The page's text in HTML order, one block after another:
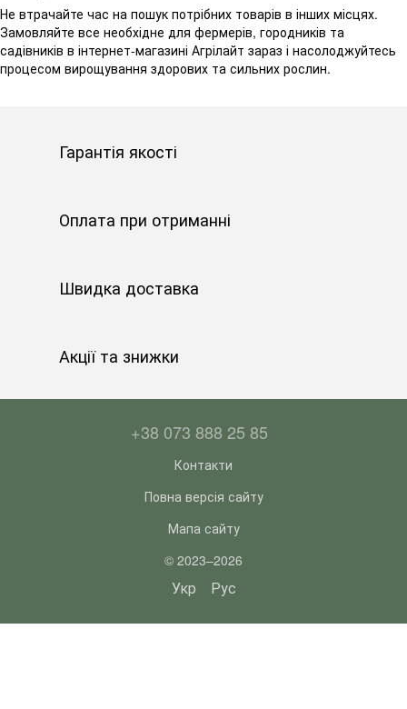
Не втрачайте час на пошук потрібних товарів в інших місцях.
Замовляйте все необхідне для фермерів, городників та
садівників в інтернет-магазині Агрілайт зараз і насолоджуйтесь
процесом вирощування здорових та сильних рослин.
Гарантія якості
Оплата при отриманні
Швидка доставка
Акції та знижки
+38 073 888 25 85
Контакти
Повна версія сайту
Мапа сайту
© 2023–2026
Укр Рус